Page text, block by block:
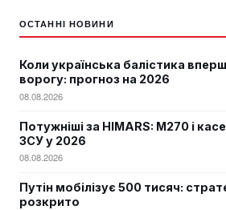
ОСТАННІ НОВИНИ
Коли українська балістика
ворогу: прогноз на 2026
08.08.2026
Потужніші за HIMARS: М270 і
ЗСУ у 2026
08.08.2026
Путін мобілізує 500 тисяч:
розкрито